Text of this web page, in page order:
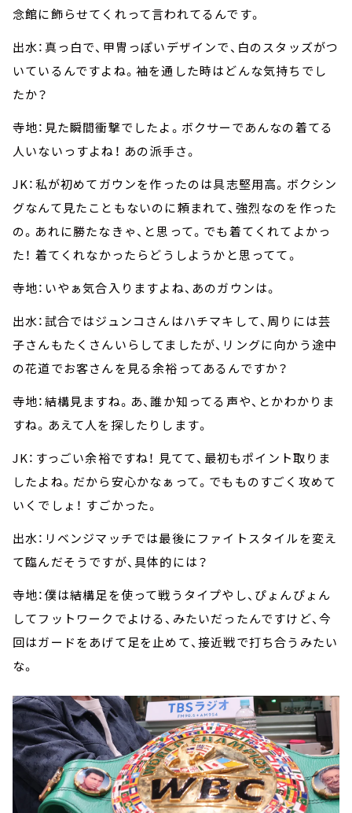
念館に飾らせてくれって言われてるんです。
出水：真っ白で、甲冑っぽいデザインで、白のスタッズがつ
いているんですよね。袖を通した時はどんな気持ちでし
たか？
寺地：見た瞬間衝撃でしたよ。ボクサーであんなの着てる
人いないっすよね！ あの派手さ。
JK：私が初めてガウンを作ったのは具志堅用高。ボクシン
グなんて見たこともないのに頼まれて、強烈なのを作った
の。あれに勝たなきゃ、と思って。でも着てくれてよかっ
た！ 着てくれなかったらどうしようかと思ってて。
寺地：いやぁ気合入りますよね、あのガウンは。
出水：試合ではジュンコさんはハチマキして、周りには芸
子さんもたくさんいらしてましたが、リングに向かう途中
の花道でお客さんを見る余裕ってあるんですか？
寺地：結構見ますね。あ、誰か知ってる声や、とかわかりま
すね。あえて人を探したりします。
JK：すっごい余裕ですね！ 見てて、最初もポイント取りま
したよね。だから安心かなぁって。でもものすごく攻めて
いくでしょ！ すごかった。
出水：リベンジマッチでは最後にファイトスタイルを変え
て臨んだそうですが、具体的には？
寺地：僕は結構足を使って戦うタイプやし、ぴょんぴょん
してフットワークでよける、みたいだったんですけど、今
回はガードをあげて足を止めて、接近戦で打ち合うみたい
な。